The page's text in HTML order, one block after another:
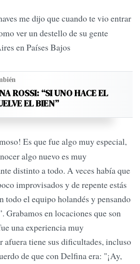
me dijo que cuando te vio entrar
ver un destello de su gente
en Países Bajos
ROSSI: “SI UNO HACE EL
EL BIEN”
Es que fue algo muy especial,
algo nuevo es muy
distinto a todo. A veces había que
improvisados y de repente estás
todo el equipo holandés y pensando
Grabamos en locaciones que son
una experiencia muy
afuera tiene sus dificultades, incluso
de que con Delfina era: "¡Ay,